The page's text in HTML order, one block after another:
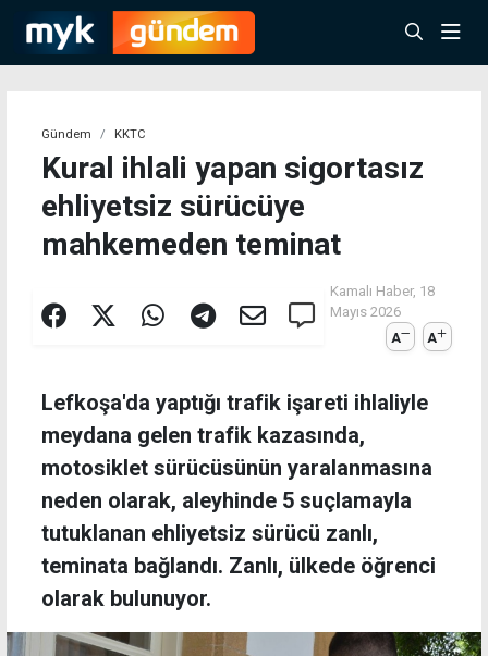
Gündem KKTC
Kural ihlali yapan sigortasız
ehliyetsiz sürücüye
mahkemeden teminat
Kamalı Haber, 18
Mayıs 2026
A
A
Lefkoşa'da yaptığı trafik işareti ihlaliyle
meydana gelen trafik kazasında,
motosiklet sürücüsünün yaralanmasına
neden olarak, aleyhinde 5 suçlamayla
tutuklanan ehliyetsiz sürücü zanlı,
teminata bağlandı. Zanlı, ülkede öğrenci
olarak bulunuyor.